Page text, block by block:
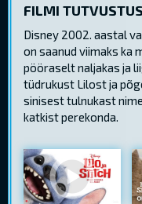
FILMI TUTVUSTUS
Disney 2002. aastal
on saanud viimaks ka
pööraselt naljakas ja
tüdrukust Lilost ja
sinisest tulnukast
katkist perekonda.